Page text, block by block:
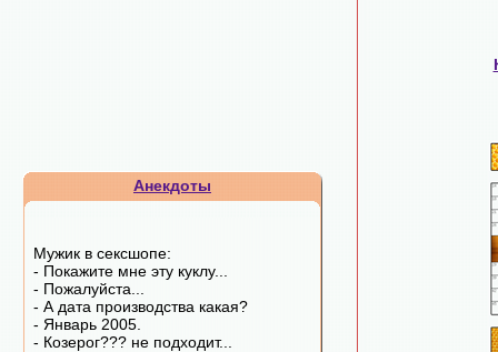
Анекдоты
Мужик в сексшопе:
- Покажите мне эту куклу...
- Пожалуйста...
- А дата производства какая?
- Январь 2005.
- Козерог??? не подходит...